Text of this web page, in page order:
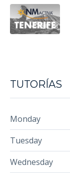
TUTORÍAS
Monday
Tuesday
Wednesday